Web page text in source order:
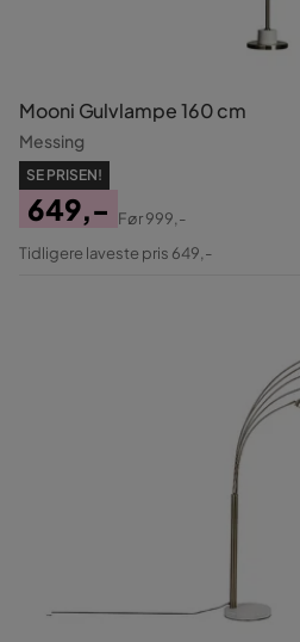
Mooni Gulvlampe 160 cm
Messing
SE PRISEN!
Pris
649,-
Original
Før999,-
Tidligere laveste pris 649,-